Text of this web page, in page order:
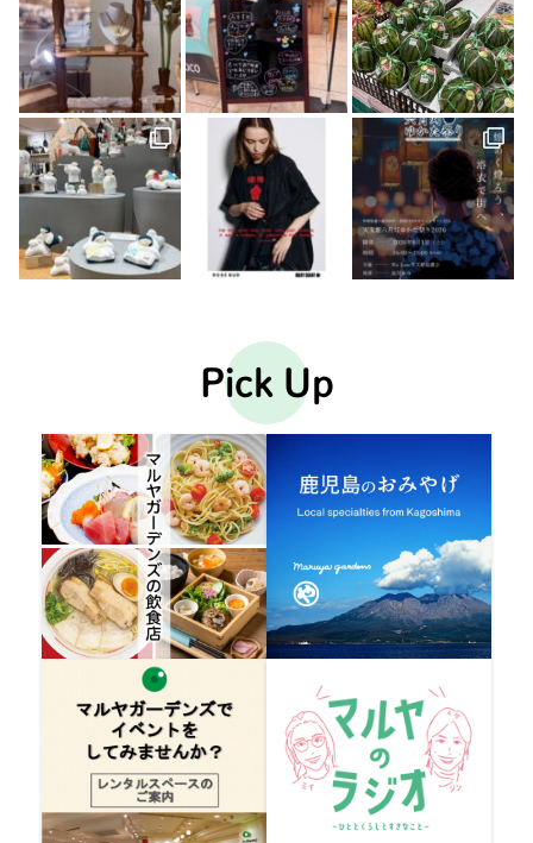
Pick Up